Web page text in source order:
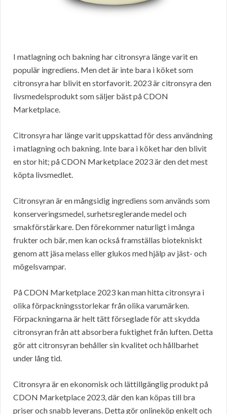
I matlagning och bakning har citronsyra länge varit en
populär ingrediens. Men det är inte bara i köket som
citronsyra har blivit en storfavorit. 2023 är citronsyra den
livsmedelsprodukt som säljer bäst på CDON
Marketplace.
Citronsyra har länge varit uppskattad för dess användning
i matlagning och bakning. Inte bara i köket har den blivit
en stor hit; på CDON Marketplace 2023 är den det mest
köpta livsmedlet.
Citronsyran är en mångsidig ingrediens som används som
konserveringsmedel, surhetsreglerande medel och
smakförstärkare. Den förekommer naturligt i många
frukter och bär, men kan också framställas biotekniskt
genom att jäsa melass eller glukos med hjälp av jäst- och
mögelsvampar.
På CDON Marketplace 2023 kan man hitta citronsyra i
olika förpackningsstorlekar från olika varumärken.
Förpackningarna är helt tätt förseglade för att skydda
citronsyran från att absorbera fuktighet från luften. Detta
gör att citronsyran behåller sin kvalitet och hållbarhet
under lång tid.
Citronsyra är en ekonomisk och lättillgänglig produkt på
CDON Marketplace 2023, där den kan köpas till bra
priser och snabb leverans. Detta gör onlineköp enkelt och